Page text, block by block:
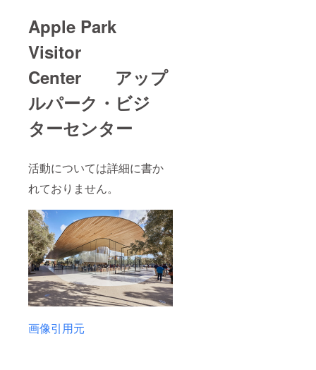
Apple Park
Visitor
Center アップ
ルパーク・ビジ
ターセンター
活動については詳細に書か
れておりません。
画像引用元